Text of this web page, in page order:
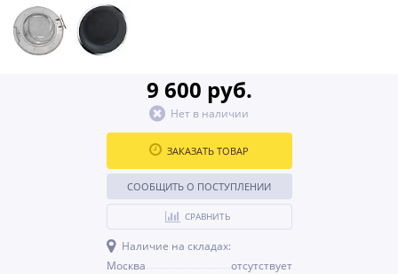
9 600 руб.
Нет в наличии
ЗАКАЗАТЬ ТОВАР
СООБЩИТЬ О ПОСТУПЛЕНИИ
СРАВНИТЬ
Наличие на складах:
Москва
отсутствует